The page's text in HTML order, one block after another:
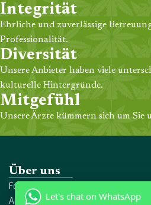
Integrität
Ehrliche und zuverlässige
Professionalität.
Diversität
Unsere Anbieter haben viele
kulturelle Hintergründe.
Mitgefühl
Unsere Ärzte kümmern sich um Sie
Über uns
Forschungschemikalien wurde
Arzneimittelproduktion
Let's chat on WhatsApp